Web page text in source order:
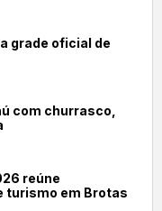
grade oficial de
com churrasco,
reúne
turismo em Brotas